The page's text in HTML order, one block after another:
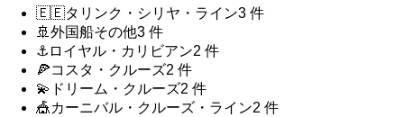
🇪🇪タリンク・シリヤ・ライン3 件
🚢外国船その他3 件
⚓ ロイヤル・カリビアン2 件
🍕コスタ・クルーズ2 件
💫 ドリーム・クルーズ2 件
🎪カーニバル・クルーズ・ライン2 件